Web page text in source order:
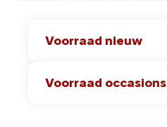
Voorraad nieuw
Voorraad occasions